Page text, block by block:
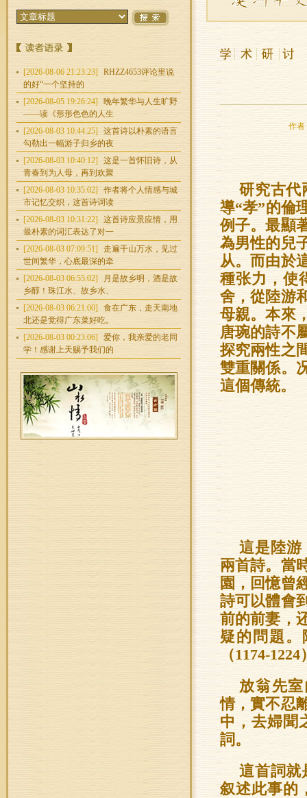
[2026-08-06 21:23:23]
RHZZ4653评论里说
的好“一个坚持的
[2026-08-05 19:26:24]
晚年繁华与人生旷野
——读《形形色色的人生
[2026-08-03 10:44:25]
这首诗以朴素的语言
勾勒出一幅游子归乡的夜
[2026-08-03 10:40:12]
这是一首怀旧诗，从
青春到为人母，再到欢聚
[2026-08-03 10:35:02]
作者将个人情感与城
市记忆交织，这首诗词读
[2026-08-03 10:31:22]
这首诗应景应情，用
最朴素的词汇表达了对一
[2026-08-03 07:09:51]
走遍千山万水，见过
世间繁华，心底最深的牵
[2026-08-03 06:55:02]
月是故乡明，酒是故
乡醇！珠江水、故乡水、
[2026-08-03 06:21:00]
食在广东，走天南地
北还是觉得广东菜好吃。
[2026-08-03 00:23:06]
爱你，我亲爱的老同
学！感谢上天赐予我们的
作者
研究古代
導“孝”的倫
例子。最顯
為男性的兒
从。而由於
種张力，使
舍，從陸游
母親。本來
唐琬的詩不
探究兩性之
雙重關係。
這個傳統。
這是陸游
兩首詩。當
園，回憶曾
詩可以體會
前的前妻，
疑的問題。
（1174-
放翁先
情，實不忍
中，去婦聞
詞。
這首詞就
叙述此事的